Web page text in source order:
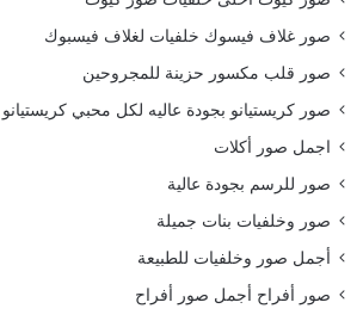
صور غلاف فيسوك خلفيات لغلاف فيسبوك
صور قلب مكسور حزينة للمجروحين
صور كريستيانو بجودة عاليه لكل محبي كريستيانو
اجمل صور أكلات
صور للرسم بجودة عالية
صور وخلفيات بنات جميلة
أجمل صور وخلفيات للطبيعة
صور أفراح أجمل صور أفراح